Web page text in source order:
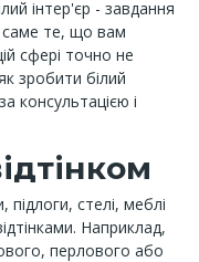
інтер'єр - завдання
саме те, що вам
сфері точно не
зробити білий
консультацією і
підлоги, стелі, меблі
Наприклад,
перлового або